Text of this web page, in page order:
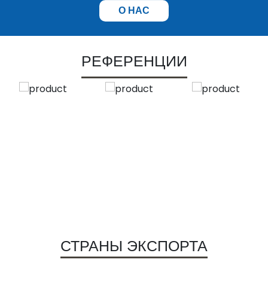
О НАС
РЕФЕРЕНЦИИ
СТРАНЫ ЭКСПОРТА